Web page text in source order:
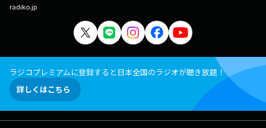
radiko.jp
ラジコプレミアムに登録すると日本全国のラジオが聴き放題！
詳しくはこちら